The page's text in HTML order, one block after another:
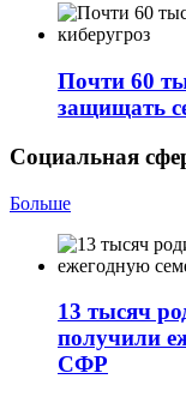
Почти 60
защищать
Социальная
Больше
13 тысяч
получили
СФР